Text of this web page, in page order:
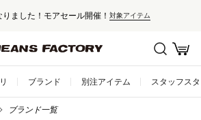
ました！モアセール開催！ 対象アイテム
ブランド 別注アイテム スタッフス
ブランド一覧